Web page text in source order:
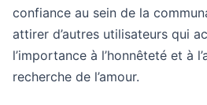
confiance au sein de la
attirer d’autres utilisateurs qui
l’importance à l’honnêteté et à
recherche de l’amour.